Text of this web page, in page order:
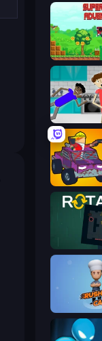
Super
House of
Mini-Caps:
Rotator
Rush Hour